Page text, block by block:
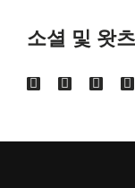
소셜 및 왓